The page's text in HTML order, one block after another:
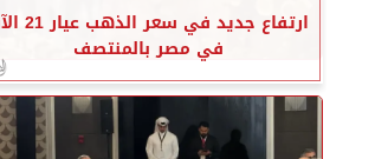
ارتفاع جديد في
في مصر بالمنتصف